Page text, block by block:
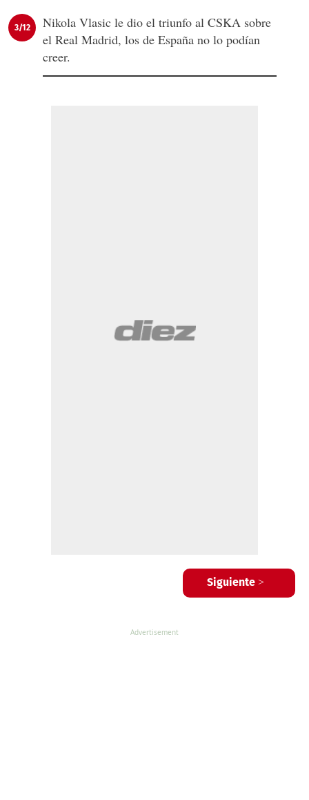
3/12
Nikola Vlasic le dio el triunfo al CSKA sobre
el Real Madrid, los de España no lo podían
creer.
Siguiente >